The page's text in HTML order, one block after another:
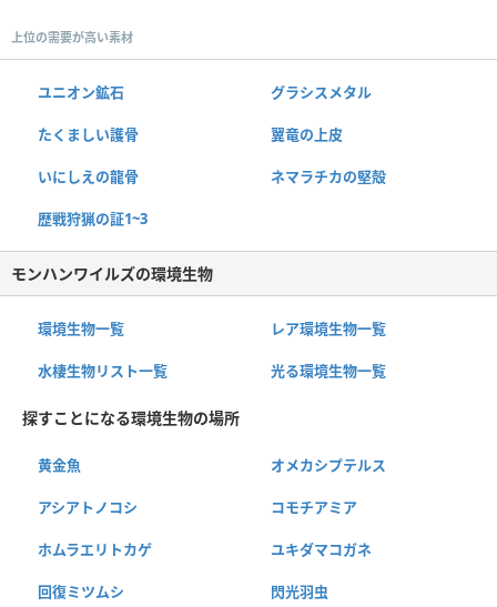
上位の需要が高い素材
ユニオン鉱石 グラシスメタル
たくましい護骨 翼竜の上皮
いにしえの龍骨 ネマラチカの堅殻
歴戦狩猟の証1~3
モンハンワイルズの環境生物
環境生物一覧 レア環境生物一覧
水棲生物リスト一覧 光る環境生物一覧
探すことになる環境生物の場所
黄金魚 オメカシプテルス
アシアトノコシ コモチアミア
ホムラエリトカゲ ユキダマコガネ
回復ミツムシ 閃光羽虫